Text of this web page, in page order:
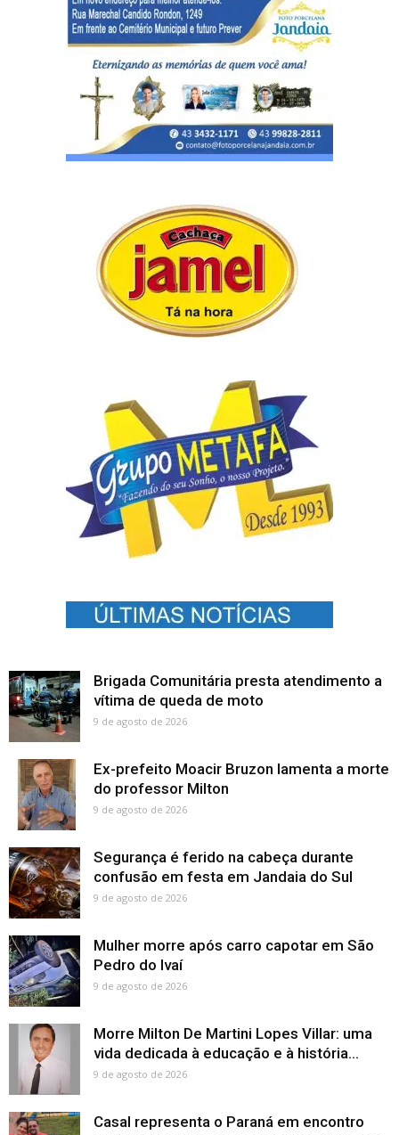
Brigada Comunitária presta atendimento a
vítima de queda de moto
9 de agosto de 2026
Ex-prefeito Moacir Bruzon lamenta a morte
do professor Milton
9 de agosto de 2026
Segurança é ferido na cabeça durante
confusão em festa em Jandaia do Sul
9 de agosto de 2026
Mulher morre após carro capotar em São
Pedro do Ivaí
9 de agosto de 2026
Morre Milton De Martini Lopes Villar: uma
vida dedicada à educação e à história...
9 de agosto de 2026
Casal representa o Paraná em encontro